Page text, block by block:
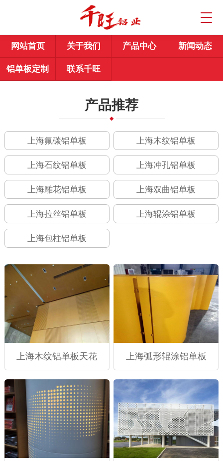
网站首页 关于我们 产品中心 新闻动态
铝单板定制 联系千旺
产品推荐
上海氟碳铝单板 上海木纹铝单板
上海石纹铝单板 上海冲孔铝单板
上海雕花铝单板 上海双曲铝单板
上海拉丝铝单板 上海辊涂铝单板
上海包柱铝单板
上海木纹铝单板天花 上海弧形辊涂铝单板